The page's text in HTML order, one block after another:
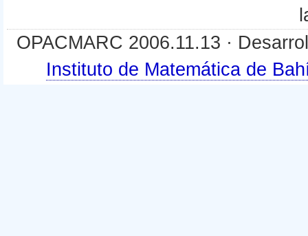
OPACMARC 2006.11.13 ·
Instituto de Matemática de